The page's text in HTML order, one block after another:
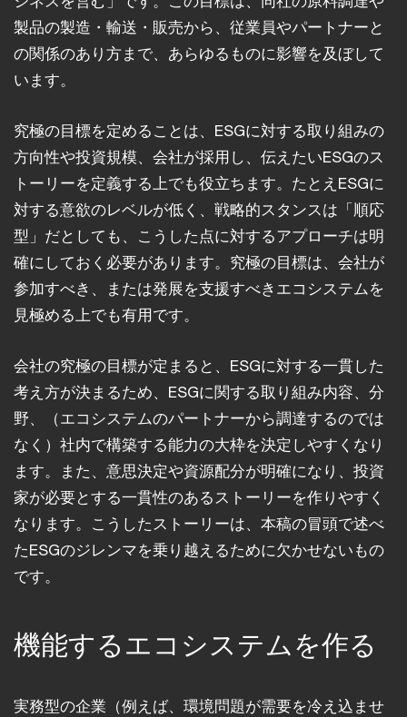
製品の製造・輸送・販売から、従業員やパートナーと
の関係のあり方まで、あらゆるものに影響を及ぼして
います。
究極の目標を定めることは、ESGに対する取り組みの
方向性や投資規模、会社が採用し、伝えたいESGのス
トーリーを定義する上でも役立ちます。たとえESGに
対する意欲のレベルが低く、戦略的スタンスは「順応
型」だとしても、こうした点に対するアプローチは明
確にしておく必要があります。究極の目標は、会社が
参加すべき、または発展を支援すべきエコシステムを
見極める上でも有用です。
会社の究極の目標が定まると、ESGに対する一貫した
考え方が決まるため、ESGに関する取り組み内容、分
野、（エコシステムのパートナーから調達するのでは
なく）社内で構築する能力の大枠を決定しやすくなり
ます。また、意思決定や資源配分が明確になり、投資
家が必要とする一貫性のあるストーリーを作りやすく
なります。こうしたストーリーは、本稿の冒頭で述べ
たESGのジレンマを乗り越えるために欠かせないもの
です。
機能するエコシステムを作る
実務型の企業（例えば、環境問題が需要を冷え込ませ